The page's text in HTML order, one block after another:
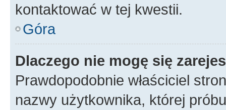
kontaktować w tej kwestii.
Góra
Dlaczego nie mogę się
Prawdopodobnie właściciel
nazwy użytkownika, której